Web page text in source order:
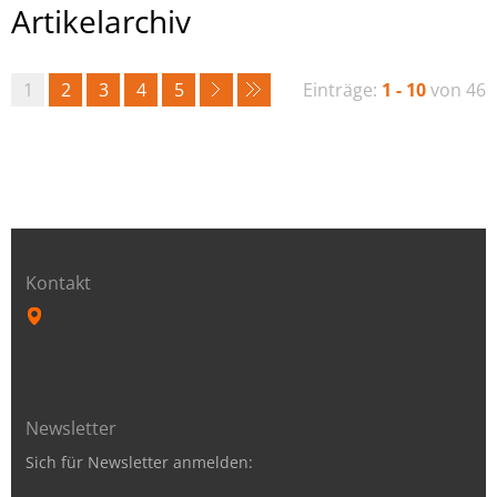
Artikelarchiv
Einträge: 1 - 10von 46
1 2 3 4 5
Kontakt
Newsletter
Sich für Newsletter anmelden: